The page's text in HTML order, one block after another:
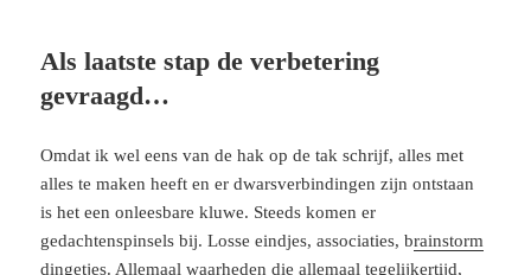
Als laatste stap de verbetering
gevraagd…
Omdat ik wel eens van de hak op de tak schrijf, alles met
alles te maken heeft en er dwarsverbindingen zijn ontstaan
is het een onleesbare kluwe. Steeds komen er
gedachtenspinsels bij. Losse eindjes, associaties, brainstorm
dingetjes. Allemaal waarheden die allemaal tegelijkertijd,